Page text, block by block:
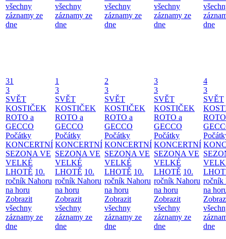
všechny
záznamy ze
dne
všechny
záznamy ze
dne
všechny
záznamy ze
dne
všechny
záznamy ze
dne
dne
31
3
SVĚT
KOSTIČEK
ROTO a
GECCO
Počátky
KONCERTNÍ
SEZONA VE
VELKÉ
LHOTĚ 10.
ročník Nahoru
na horu
Zobrazit
všechny
záznamy ze
dne
1
3
SVĚT
KOSTIČEK
ROTO a
GECCO
Počátky
KONCERTNÍ
SEZONA VE
VELKÉ
LHOTĚ 10.
ročník Nahoru
na horu
Zobrazit
všechny
záznamy ze
dne
2
3
SVĚT
KOSTIČEK
ROTO a
GECCO
Počátky
KONCERTNÍ
SEZONA VE
VELKÉ
LHOTĚ 10.
ročník Nahoru
na horu
Zobrazit
všechny
záznamy ze
dne
3
3
SVĚT
KOSTIČEK
ROTO a
GECCO
Počátky
KONCERTNÍ
SEZONA VE
VELKÉ
LHOTĚ 10.
ročník Nahoru
na horu
Zobrazit
všechny
záznamy ze
dne
4
3
SVĚT
ročník
na
dne